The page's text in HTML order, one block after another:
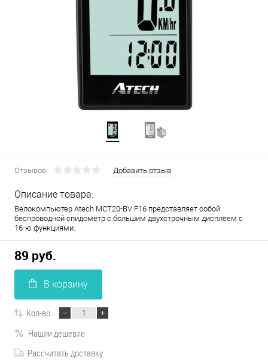
Отзывов: Добавить отзыв
Описание товара:
Велокомпьютер Atech MCT20-BV F16 представляет собой
беспроводной спидометр с большим двухстрочным дисплеем с
16-ю функциями.
89 руб.
В корзину
Кол-во:
Нашли дешевле
Рассчитать доставку